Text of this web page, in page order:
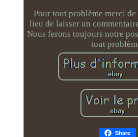
Pour tout problème merci
lieu de laisser un
Nous ferons toujours notre
tout
Share